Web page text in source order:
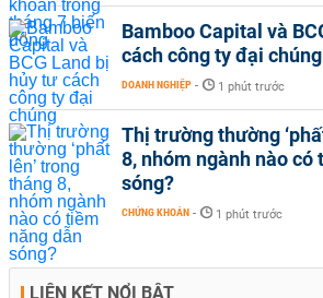
Bamboo Capital và
cách công ty đại chúng
DOANH NGHIỆP - 1 phút trước
Thị trường thường
8, nhóm ngành nào có
sóng?
CHỨNG KHOÁN - 1 phút trước
LIÊN KẾT NỔI BẬT